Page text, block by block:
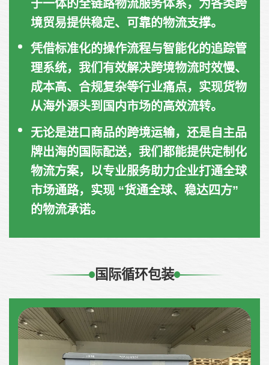
于一体的全链路物流服务体系，为各类跨
境贸易提供稳定、可靠的物流支撑。
凭借标准化的操作流程与智能化的追踪管
理系统，我们有效解决跨境物流时效慢、
成本高、合规复杂等行业痛点，实现货物
从海外源头到国内市场的高效流转。
无论是进口商品的跨境运输，还是自主品
牌出海的国际配送，我们都能提供定制化
物流方案，以专业服务助力企业打通全球
市场通路，实现 “货通全球、稳达四方”
的物流承诺。
国际循环包装